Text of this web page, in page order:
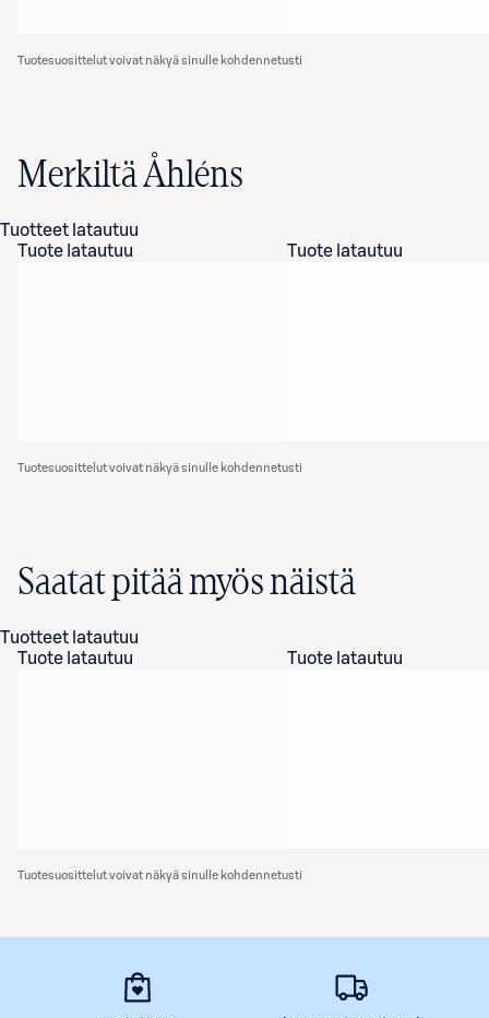
Tuotesuosittelut voivat näkyä sinulle kohdennetusti
Merkiltä Åhléns
Tuotteet latautuu
Tuote latautuu
Tuote latautuu
Tuotesuosittelut voivat näkyä sinulle kohdennetusti
Saatat pitää myös näistä
Tuotteet latautuu
Tuote latautuu
Tuote latautuu
Tuotesuosittelut voivat näkyä sinulle kohdennetusti